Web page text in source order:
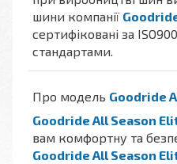
шини компанії
сертифіковані за
стандартами.
Про модель Goodride
Goodride All Season
вам комфортну та
Goodride All Season